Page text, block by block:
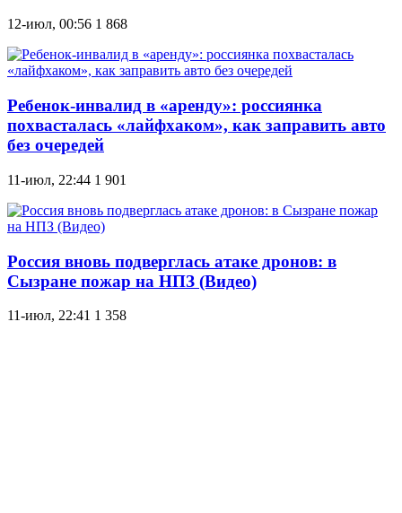
12-июл, 00:56 1 868
Ребенок-инвалид в «аренду»: россиянка
похвасталась «лайфхаком», как заправить авто
без очередей
11-июл, 22:44 1 901
Россия вновь подверглась атаке дронов: в
Сызране пожар на НПЗ (Видео)
11-июл, 22:41 1 358